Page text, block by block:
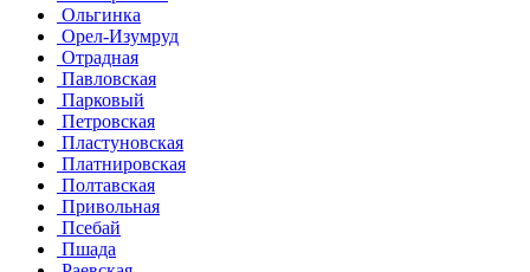
Ольгинка
Орел-Изумруд
Отрадная
Павловская
Парковый
Петровская
Пластуновская
Платнировская
Полтавская
Привольная
Псебай
Пшада